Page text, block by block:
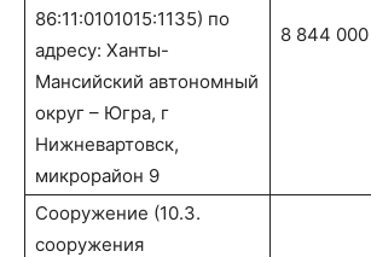
86:11:0101015:1135) по
адресу: Ханты-
Мансийский автономный
округ – Югра, г
Нижневартовск,
микрорайон 9
8 844 000
Сооружение (10.3.
сооружения